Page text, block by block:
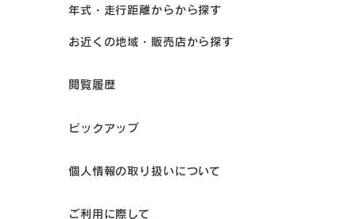
年式・走行距離からから探す
お近くの地域・販売店から探す
閲覧履歴
ピックアップ
個人情報の取り扱いについて
ご利用に際して